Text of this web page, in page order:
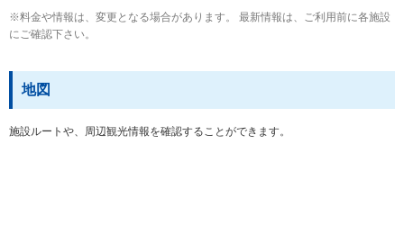
※料金や情報は、変更となる場合があります。 最新情報は、ご利用前に各施設
にご確認下さい。
地図
施設ルートや、周辺観光情報を確認することができます。